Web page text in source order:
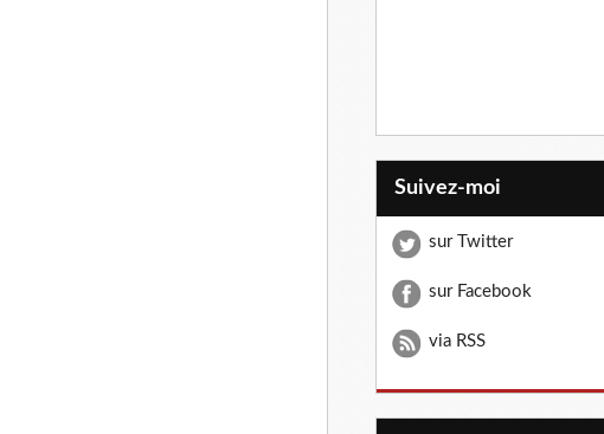
Suivez-moi
sur Twitter
sur Facebook
via RSS